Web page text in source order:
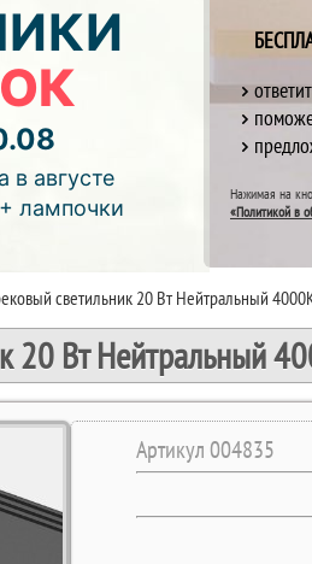
в августе
лампочки
Нажимая на
«Политикой в
светильник 20 Вт Нейтральный
20 Вт Нейтральный
Артикул 004835